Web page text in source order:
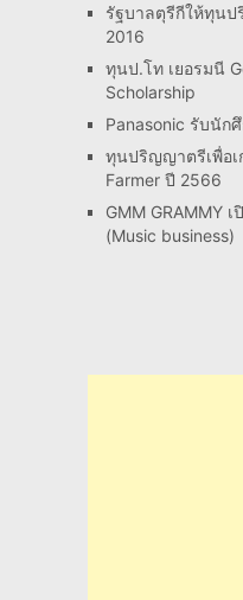
รัฐบาลตุรีกีให้ทุน
2016
ทุนป.โท เยอรมนี
Scholarship
Panasonic รับนัก
ทุนปริญญาตรีเพื่อเ
Farmer ปี 2566
GMM GRAMMY
(Music business)